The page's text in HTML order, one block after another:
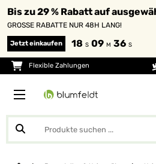
Bis zu 29 % Rabatt auf
GROSSE RABATTE NUR 48H LANG!
Jetzt einkaufen 18 S 09 M 36 S
Flexible Zahlungen